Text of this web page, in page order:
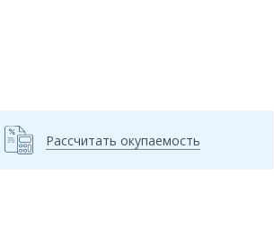
Рассчитать окупаемость